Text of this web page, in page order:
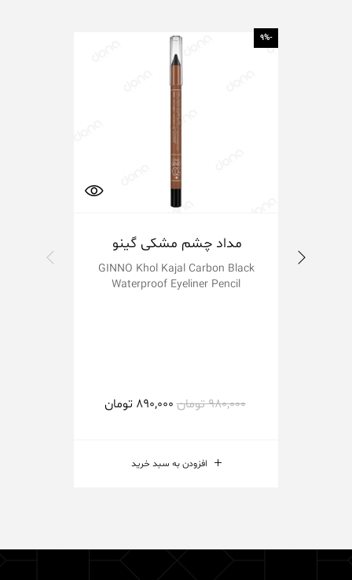
-9%
افزودن به سبد خرید
مداد چشم مشکی گینو
GINNO Khol Kajal Carbon Black
Waterproof Eyeliner Pencil
980,000تومان 890,000 تومان